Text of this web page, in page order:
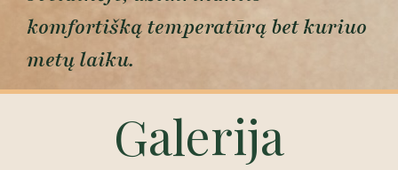
komfortišką temperatūrą bet kuriuo
metų laiku.
Galerija